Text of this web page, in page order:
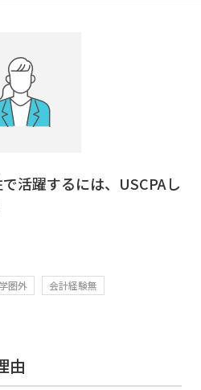
活躍するには、USCPAし
圏外
会計経験無
由